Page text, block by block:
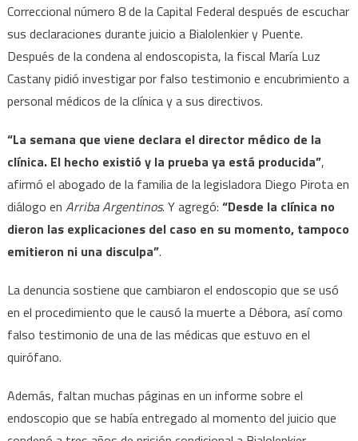
Correccional número 8 de la Capital Federal después de escuchar
sus declaraciones durante juicio a Bialolenkier y Puente.
Después de la condena al endoscopista, la fiscal María Luz
Castany pidió investigar por falso testimonio e encubrimiento a
personal médicos de la clínica y a sus directivos.
“La semana que viene declara el director médico de la
clínica. El hecho existió y la prueba ya está producida”,
afirmó el abogado de la familia de la legisladora Diego Pirota en
diálogo en Arriba Argentinos. Y agregó: “Desde la clínica no
dieron las explicaciones del caso en su momento, tampoco
emitieron ni una disculpa”.
La denuncia sostiene que cambiaron el endoscopio que se usó
en el procedimiento que le causó la muerte a Débora, así como
falso testimonio de una de las médicas que estuvo en el
quirófano.
Además, faltan muchas páginas en un informe sobre el
endoscopio que se había entregado al momento del juicio que